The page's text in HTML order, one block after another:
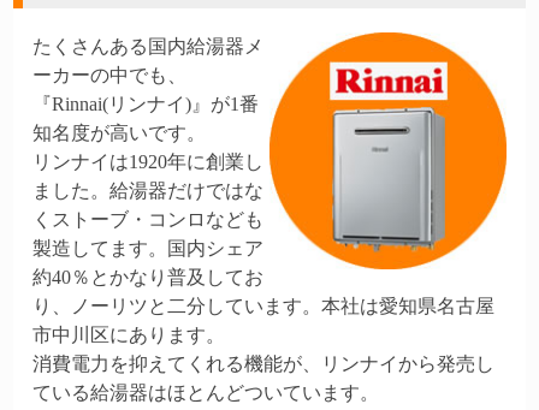
たくさんある国内給湯器メ
ーカーの中でも、
『Rinnai(リンナイ)』が1番
知名度が高いです。
リンナイは1920年に創業し
ました。給湯器だけではな
くストーブ・コンロなども
製造してます。国内シェア
約40％とかなり普及してお
り、ノーリツと二分しています。本社は愛知県名古屋
市中川区にあります。
消費電力を抑えてくれる機能が、リンナイから発売し
ている給湯器はほとんどついています。